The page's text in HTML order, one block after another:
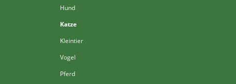
Hund
Katze
Kleintier
Vogel
Pferd